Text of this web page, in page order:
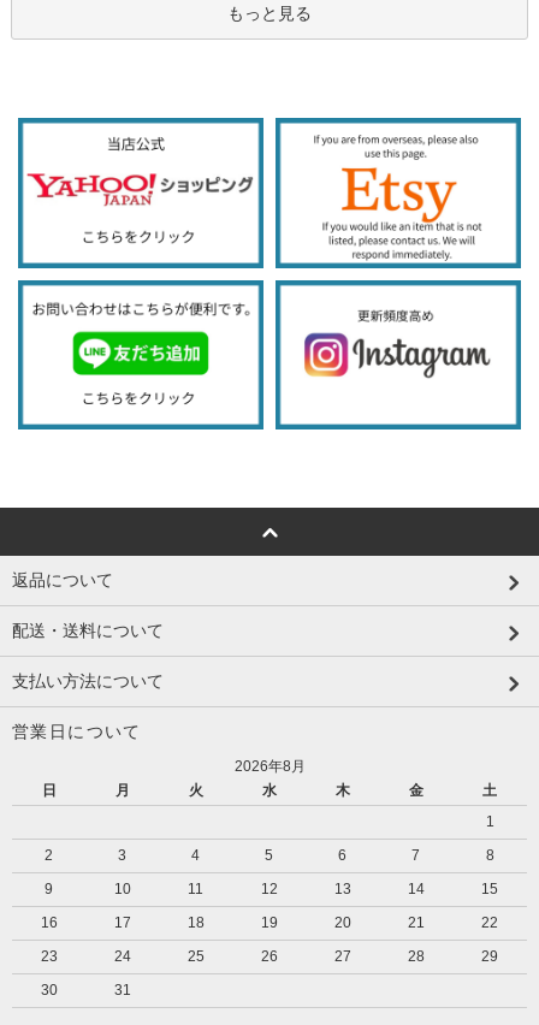
もっと見る
返品について
配送・送料について
支払い方法について
営業日について
2026年8月
日
月 火 水 木 金
土
1
2
3 4 5 6 7
8
9
10 11 12 13 14
15
16
17 18 19 20 21
22
23
24 25 26 27 28
29
30
31